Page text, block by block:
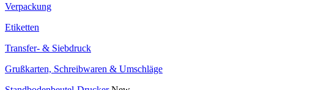
Verpackung
Etiketten
Transfer- & Siebdruck
Grußkarten, Schreibwaren & Umschläge